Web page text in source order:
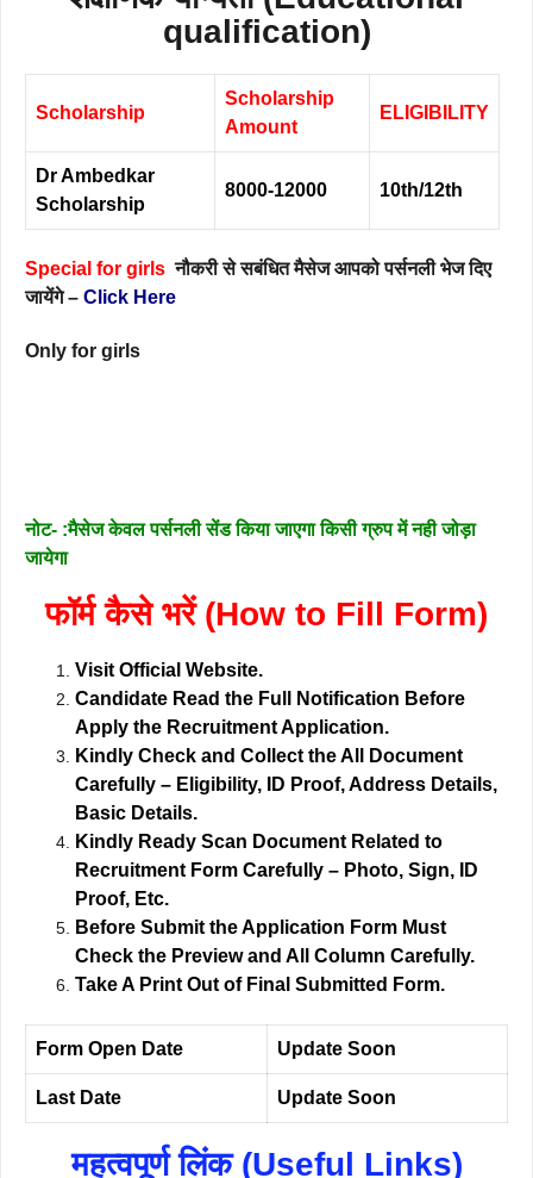
qualification)
Scholarship
Scholarship
Amount
ELIGIBILITY
Dr Ambedkar
Scholarship
8000-12000 10th/12th
Special for girls नौकरी से सबंधित मैसेज आपको पर्सनली भेज दिए
जायेंगे – Click Here
Only for girls
नोट- :मैसेज केवल पर्सनली सेंड किया जाएगा किसी ग्रुप में नही जोड़ा
जायेगा
फॉर्म कैसे भरें (How to Fill Form)
Visit Official Website.
Candidate Read the Full Notification Before
Apply the Recruitment Application.
Kindly Check and Collect the All Document
Carefully – Eligibility, ID Proof, Address Details,
Basic Details.
Kindly Ready Scan Document Related to
Recruitment Form Carefully – Photo, Sign, ID
Proof, Etc.
Before Submit the Application Form Must
Check the Preview and All Column Carefully.
Take A Print Out of Final Submitted Form.
Form Open Date Update Soon
Last Date Update Soon
महत्वपूर्ण लिंक (Useful Links)